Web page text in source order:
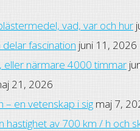
vad, var och hur
fascination juni 11, 2026
eller närmare 4000 timmar
21, 2026
– en vetenskap i sig maj 7,
hastighet av 700 km / h och